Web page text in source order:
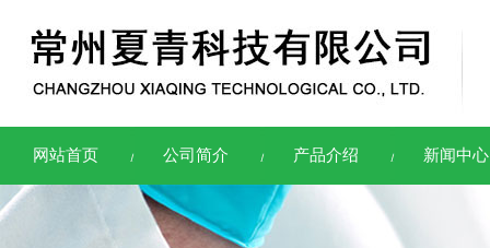
网站首页 公司简介 产品介绍 新闻中心